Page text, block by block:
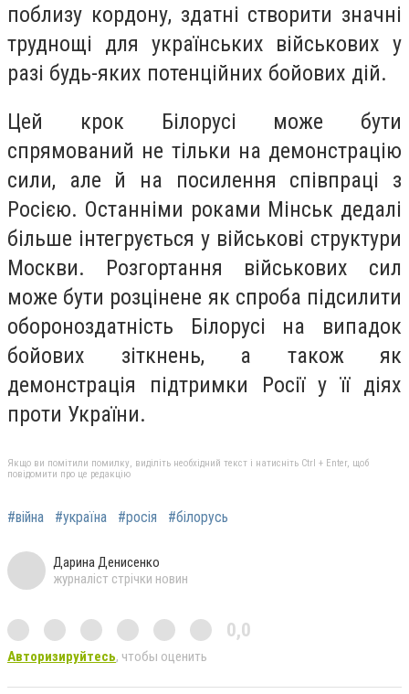
поблизу кордону, здатні створити значні
труднощі для українських військових у
разі будь-яких потенційних бойових дій.
Цей крок Білорусі може бути
спрямований не тільки на демонстрацію
сили, але й на посилення співпраці з
Росією. Останніми роками Мінськ дедалі
більше інтегрується у військові структури
Москви. Розгортання військових сил
може бути розцінене як спроба підсилити
обороноздатність Білорусі на випадок
бойових зіткнень, а також як
демонстрація підтримки Росії у її діях
проти України.
Якщо ви помітили помилку, виділіть необхідний текст і натисніть Ctrl + Enter, щоб
повідомити про це редакцію
#війна #україна #росія #білорусь
Дарина Денисенко
журналіст стрічки новин
0,0
Авторизируйтесь, чтобы оценить